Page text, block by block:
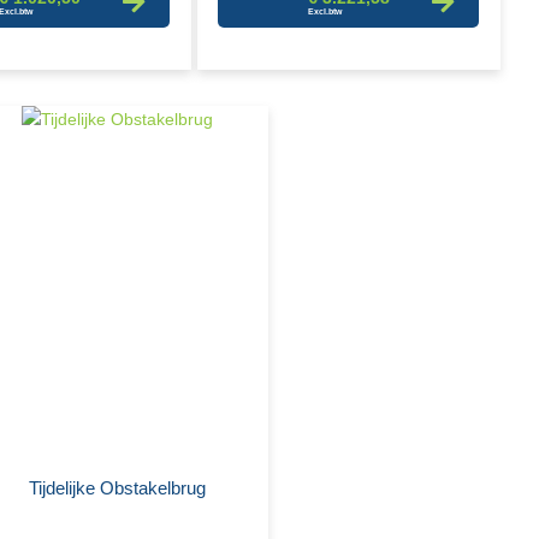
Tijdelijke Obstakelbrug